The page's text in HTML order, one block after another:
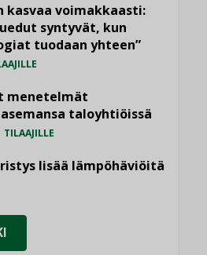
kasvaa voimakkaasti:
syntyvät, kun
tuodaan yhteen”
menetelmät
taloyhtiöissä
TILAAJILLE
lisää lämpöhäviöitä